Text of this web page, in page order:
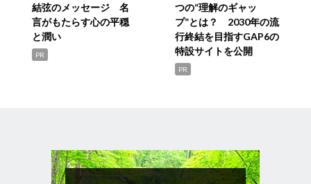
結弦のメッセージ 名
言がもたらす心の平穏
と潤い
PR
つの“理解のギャッ
プ”とは？ 2030年の流
行終結を目指すGAP6の
特設サイトを公開
PR